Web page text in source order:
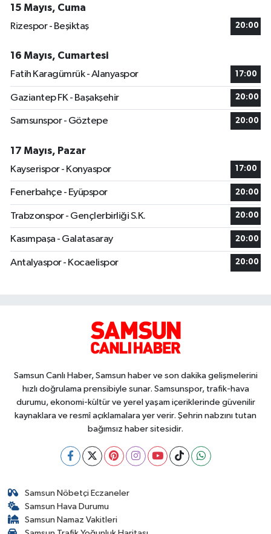
15 Mayıs, Cuma
Rizespor - Beşiktaş
20:00
16 Mayıs, Cumartesi
Fatih Karagümrük - Alanyaspor
17:00
Gaziantep FK - Başakşehir 20:00
Samsunspor - Göztepe 20:00
17 Mayıs, Pazar
Kayserispor - Konyaspor
17:00
Fenerbahçe - Eyüpspor 20:00
Trabzonspor - Gençlerbirliği S.K. 20:00
Kasımpaşa - Galatasaray 20:00
Antalyaspor - Kocaelispor 20:00
Samsun Canlı Haber, Samsun haber ve son dakika gelişmelerini
hızlı doğrulama prensibiyle sunar. Samsunspor, trafik-hava
durumu, ekonomi-kültür ve yerel yaşam içeriklerinde güvenilir
kaynaklara ve resmî açıklamalara yer verir. Şehrin nabzını tutan
bağımsız haber sitesidir.
Samsun Nöbetçi Eczaneler
Samsun Hava Durumu
Samsun Namaz Vakitleri